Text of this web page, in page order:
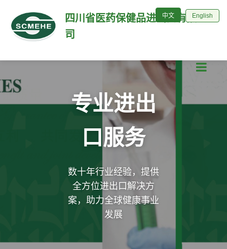
中文 English
四川省医药保健品进出口有限公
司
中文 English
专业进出
口服务
数十年行业经验，提供
全方位进出口解决方
案，助力全球健康事业
发展